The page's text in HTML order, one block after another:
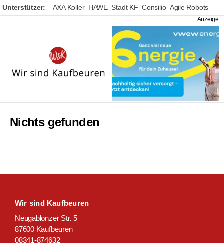
Unterstützer: AXA Koller HAWE Stadt KF Consilio Agile Robots
Nichts gefunden
Wir sind Kaufbeuren
Neugablonzer Str. 5
87600 Kaufbeuren
08341-874632